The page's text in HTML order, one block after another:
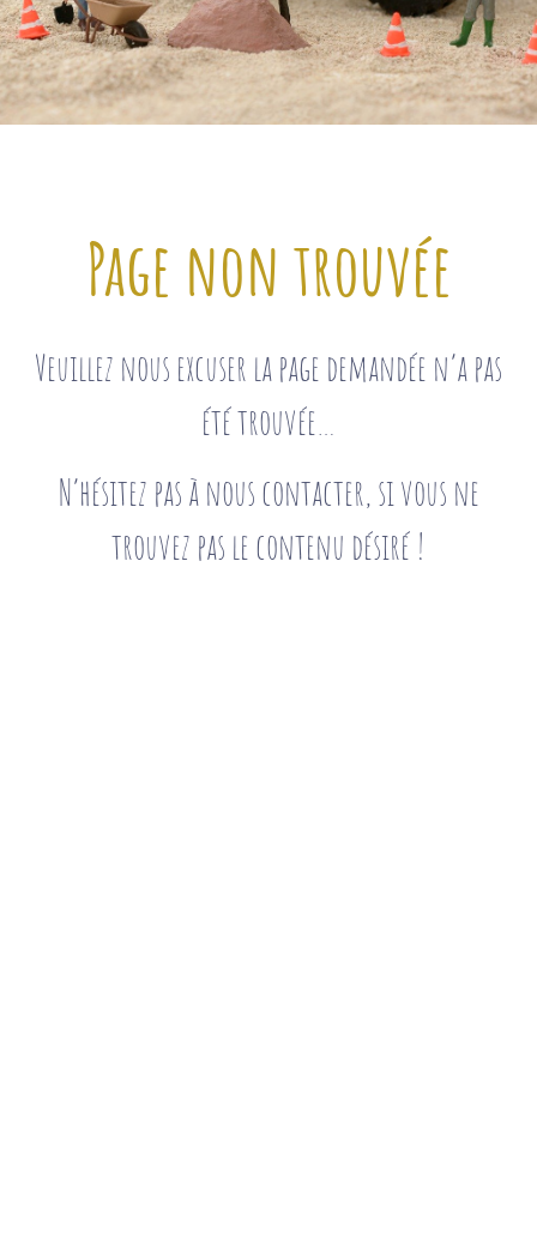
Page non trouvée
Veuillez nous excuser la page demandée n’a pas
été trouvée…
N’hésitez pas à nous contacter, si vous ne
trouvez pas le contenu désiré !